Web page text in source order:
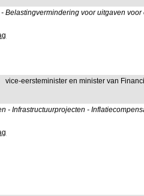
Belastingvermindering voor uitgaven
vice-eersteminister en minister van
- Infrastructuurprojecten -